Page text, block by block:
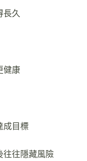
長久
健康
成目標
往往隱藏風險